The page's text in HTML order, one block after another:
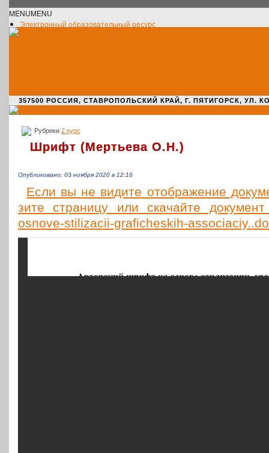
MENUMENU
Электронный образовательный ресурс
357500 РОССИЯ, СТАВРОПОЛЬСКИЙ КРАЙ, Г. ПЯТИГОРСК, УЛ.
Рубрики 2 курс
Шрифт (Мертьева О.Н.)
Опубликовано: 03 ноября 2020 в 12:16
Если вы не видите отоб­ра­же­ние
зи­те стра­ни­цу или ска­чай­те
osnove-stilizacii-graficheskih-